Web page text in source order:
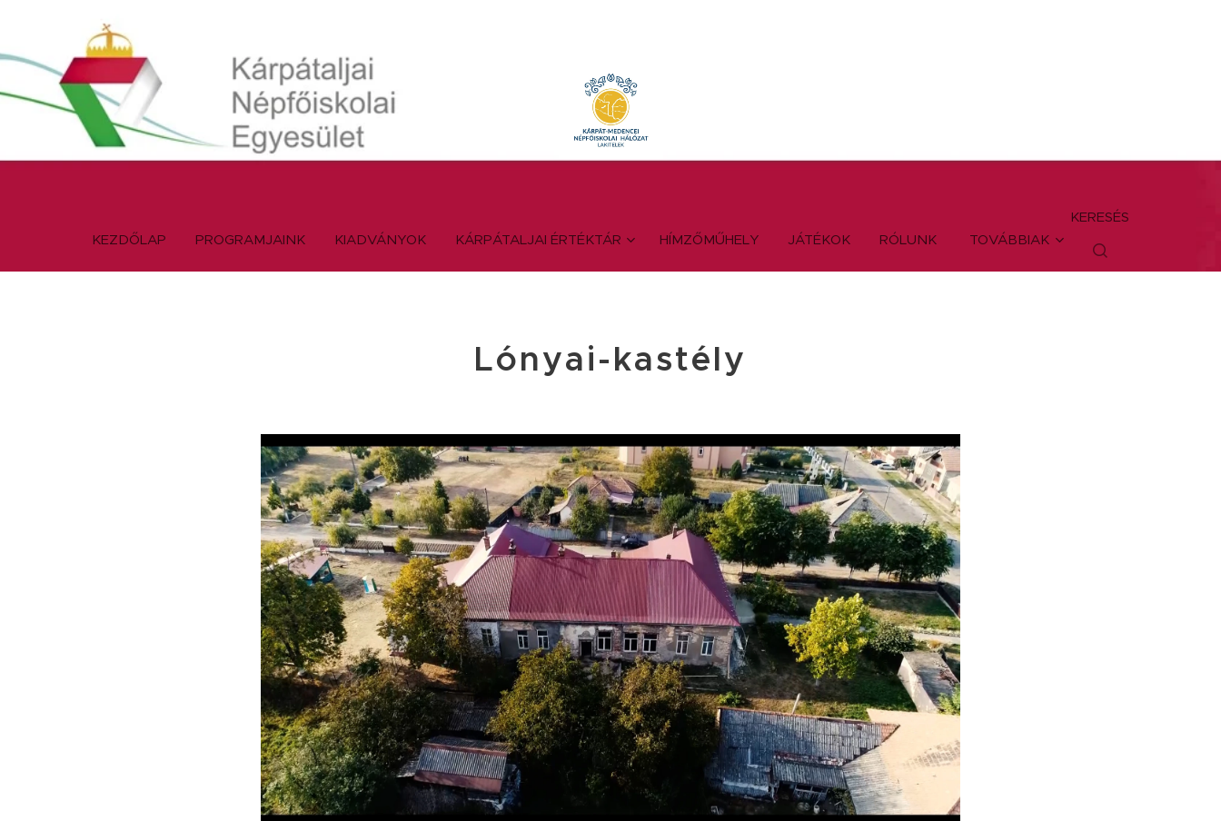
KEZDŐLAP PROGRAMJAINK KIADVÁNYOK KÁRPÁTALJAI ÉRTÉKTÁR HÍMZŐMŰHELY JÁTÉKOK RÓLUNK TOVÁBBIAK
KERESÉS
Lónyai-kastély